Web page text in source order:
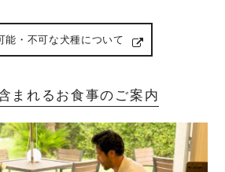
能・不可な犬種について
まれるお食事のご案内